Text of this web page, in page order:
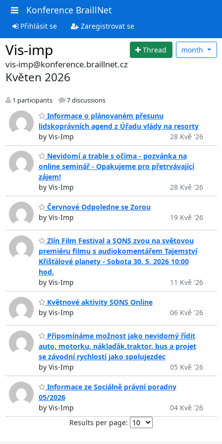
Konference BraillNet
Přihlásit se Zaregistrovat se
Vis-imp Thread month
vis-imp@konference.braillnet.cz
Květen 2026
1 participants 7 discussions
Informace o plánovaném přesunu
lidskoprávních agend z Úřadu vlády na resorty
by Vis-Imp
28 Kvě '26
Nevidomí a trable s očima - pozvánka na
online seminář - Opakujeme pro přetrvávající
zájem!
by Vis-Imp
28 Kvě '26
Červnové Odpoledne se Zorou
by Vis-Imp
19 Kvě '26
Zlín Film Festival a SONS zvou na světovou
premiéru filmu s audiokomentářem Tajemství
Křišťálové planety - Sobota 30. 5. 2026 10:00
hod.
by Vis-Imp
11 Kvě '26
Květnové aktivity SONS Online
by Vis-Imp
06 Kvě '26
Připomínáme možnost jako nevidomý řídit
auto, motorku, náklaďák,traktor, bus a projet
se závodní rychlostí jako spolujezdec
by Vis-Imp
05 Kvě '26
Informace ze Sociálně právní poradny
05/2026
by Vis-Imp
04 Kvě '26
Results per page: